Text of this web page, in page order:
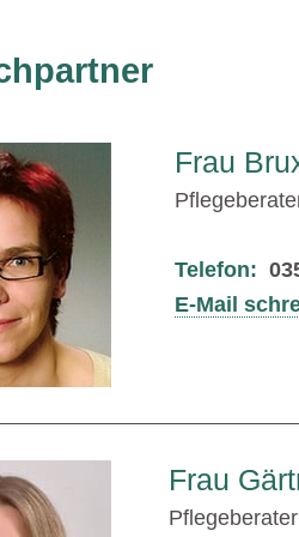
Frau
Telefon:
E-Mail
Frau